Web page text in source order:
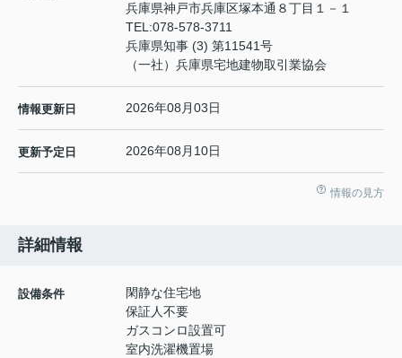
兵庫県神戸市兵庫区塚本通８丁目１－１
TEL:078-578-3711
兵庫県知事 (3) 第11541号
（一社）兵庫県宅地建物取引業協会
情報更新日 2026年08月03日
更新予定日 2026年08月10日
情報の見方
詳細情報
設備条件
閑静な住宅地
保証人不要
ガスコンロ設置可
室内洗濯機置場